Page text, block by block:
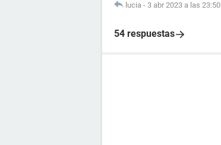
lucia - 3 abr 2023 a las 23:50
54 respuestas